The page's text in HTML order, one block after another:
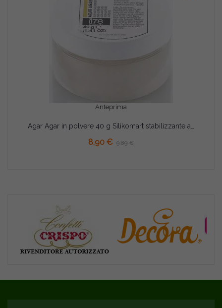
Anteprima
8,90 € 9,89 €